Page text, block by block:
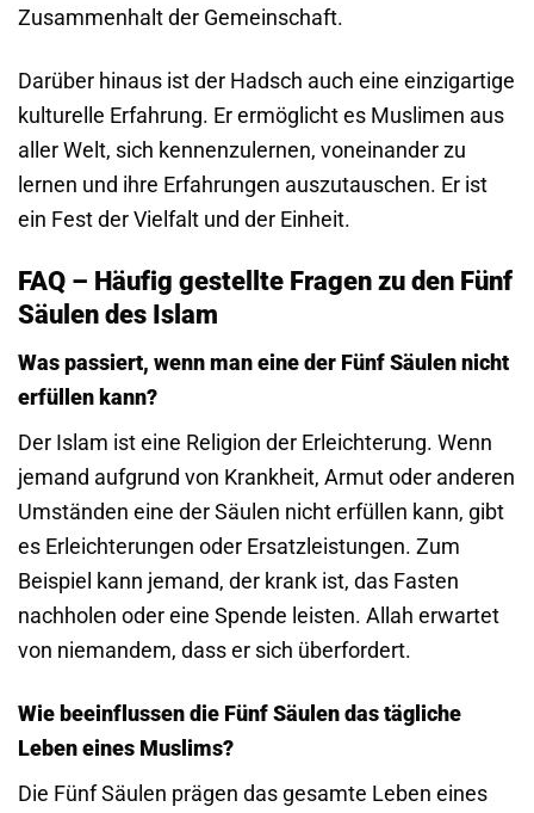
Zusammenhalt der Gemeinschaft.
Darüber hinaus ist der Hadsch auch eine einzigartige
kulturelle Erfahrung. Er ermöglicht es Muslimen aus
aller Welt, sich kennenzulernen, voneinander zu
lernen und ihre Erfahrungen auszutauschen. Er ist
ein Fest der Vielfalt und der Einheit.
FAQ – Häufig gestellte Fragen zu den Fünf
Säulen des Islam
Was passiert, wenn man eine der Fünf Säulen nicht
erfüllen kann?
Der Islam ist eine Religion der Erleichterung. Wenn
jemand aufgrund von Krankheit, Armut oder anderen
Umständen eine der Säulen nicht erfüllen kann, gibt
es Erleichterungen oder Ersatzleistungen. Zum
Beispiel kann jemand, der krank ist, das Fasten
nachholen oder eine Spende leisten. Allah erwartet
von niemandem, dass er sich überfordert.
Wie beeinflussen die Fünf Säulen das tägliche
Leben eines Muslims?
Die Fünf Säulen prägen das gesamte Leben eines